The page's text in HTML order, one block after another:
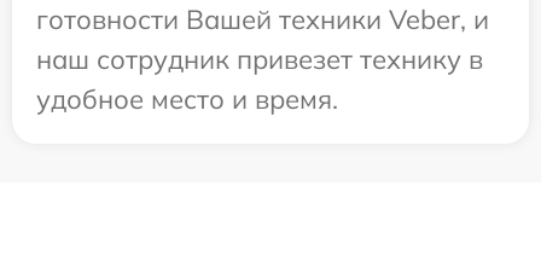
готовности Вашей техники Veber, и
наш сотрудник привезет технику в
удобное место и время.